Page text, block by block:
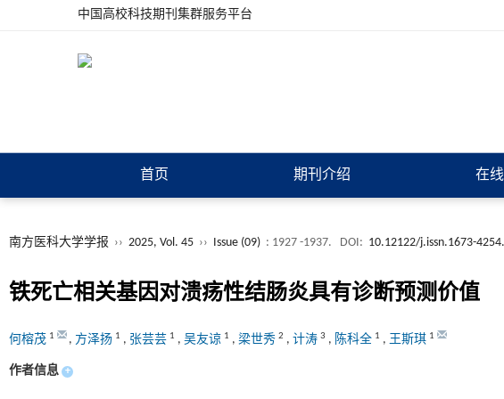
中国高校科技期刊集群服务平台
首页 期刊介绍 在
南方医科大学学报 ›› 2025, Vol. 45 ›› Issue (09) : 1927 -1937. DOI: 10.12122/j.issn.1673-
铁死亡相关基因对溃疡性结肠炎具有诊断预测价值
何榕茂 1 , 方泽扬 1 , 张芸芸 1 , 吴友谅 1 , 梁世秀 2 , 计涛 3 , 陈科全 1 , 王斯琪 1
作者信息 +